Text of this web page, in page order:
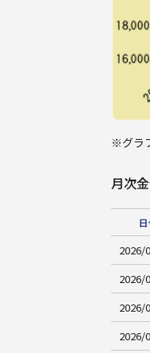
※グラ
月次
2026/
2026/
2026/
2026/